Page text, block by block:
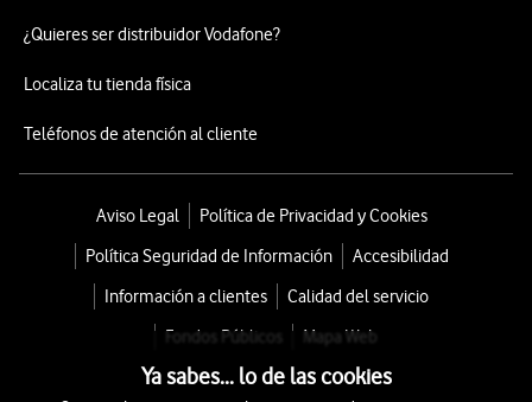
¿Quieres ser distribuidor Vodafone?
Localiza tu tienda física
Teléfonos de atención al cliente
Aviso Legal
Política de Privacidad y Cookies
Política Seguridad de Información
Accesibilidad
Información a clientes
Calidad del servicio
Fondos Públicos
Mapa Web
Ya sabes... lo de las cookies